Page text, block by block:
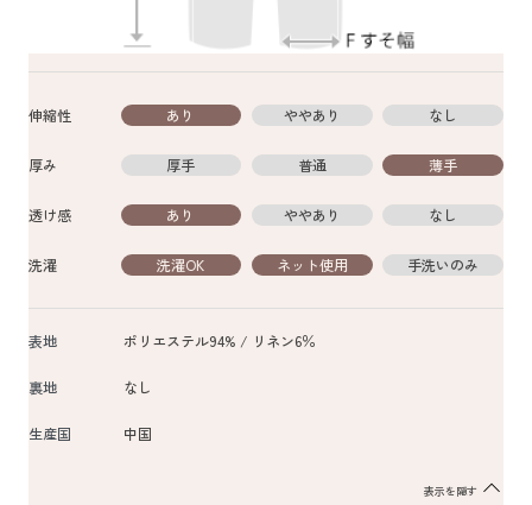
伸縮性 あり ややあり なし
厚み 厚手 普通 薄手
透け感 あり ややあり なし
洗濯 洗濯OK ネット使用 手洗いのみ
表地 ポリエステル94% / リネン6％
裏地 なし
生産国 中国
表示を隠す